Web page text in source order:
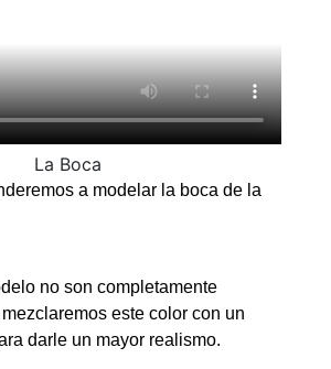
La Boca
a modelar la boca de la
no son completamente
este color con un
darle un mayor realismo.